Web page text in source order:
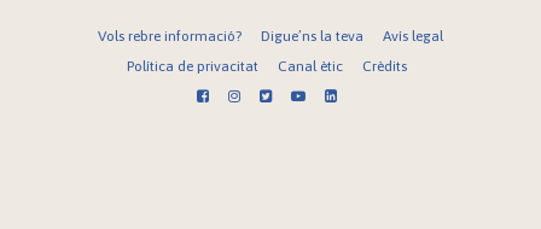
Vols rebre informació? Digue’ns la teva
Avís legal
Política de privacitat
Canal ètic Crèdits